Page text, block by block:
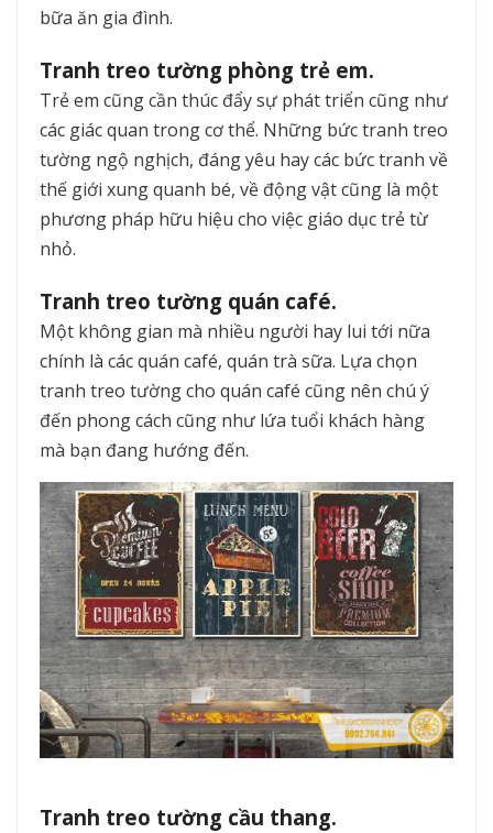
bữa ăn gia đình.
Tranh treo tường phòng trẻ em.
Trẻ em cũng cần thúc đẩy sự phát triển cũng như
các giác quan trong cơ thể. Những bức tranh treo
tường ngộ nghịch, đáng yêu hay các bức tranh về
thế giới xung quanh bé, về động vật cũng là một
phương pháp hữu hiệu cho việc giáo dục trẻ từ
nhỏ.
Tranh treo tường quán café.
Một không gian mà nhiều người hay lui tới nữa
chính là các quán café, quán trà sữa. Lựa chọn
tranh treo tường cho quán café cũng nên chú ý
đến phong cách cũng như lứa tuổi khách hàng
mà bạn đang hướng đến.
Tranh treo tường cầu thang.